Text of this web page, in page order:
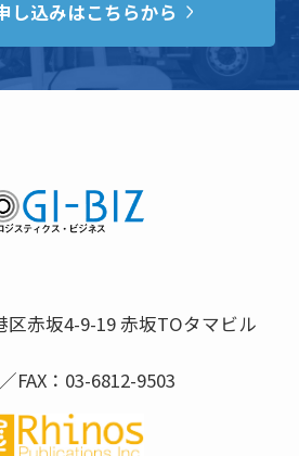
し込みはこちらから
区赤坂4-9-19 赤坂TOタマビル
FAX：03-6812-9503